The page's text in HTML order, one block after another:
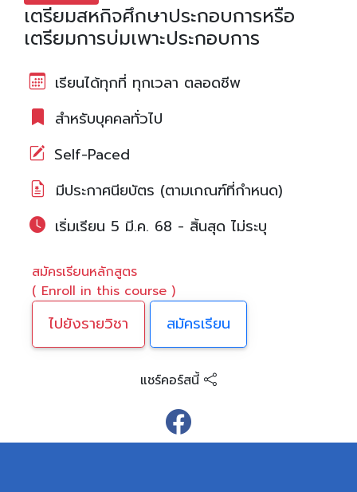
เตรียมสหกิจศึกษาประกอบการหรือ
เตรียมการบ่มเพาะประกอบการ
เรียนได้ทุกที่ ทุกเวลา ตลอดชีพ
สำหรับบุคคลทั่วไป
Self-Paced
มีประกาศนียบัตร (ตามเกณฑ์ที่กำหนด)
เริ่มเรียน 5 มี.ค. 68 - สิ้นสุด ไม่ระบุ
สมัครเรียนหลักสูตร
( Enroll in this course )
ไปยังรายวิชา สมัครเรียน
แชร์คอร์สนี้